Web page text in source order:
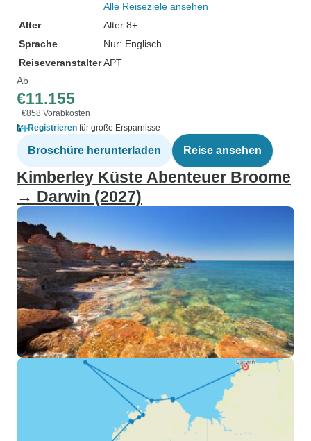
Alle Reiseziele ansehen
Alter
Alter 8+
Sprache
Nur: Englisch
ReiseveranstalterAPT
Ab
€11.155
+€858 Vorabkosten
Registrieren für große Ersparnisse
Broschüre herunterladen Reise ansehen
Kimberley Küste Abenteuer Broome
→ Darwin (2027)